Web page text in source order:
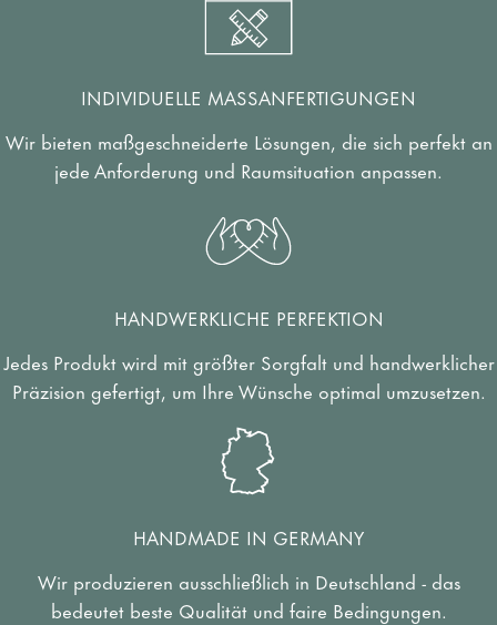
INDIVIDUELLE MASSANFERTIGUNGEN
Wir bieten maßgeschneiderte Lösungen, die sich perfekt an
jede Anforderung und Raumsituation anpassen.
HANDWERKLICHE PERFEKTION
Jedes Produkt wird mit größter Sorgfalt und handwerklicher
Präzision gefertigt, um Ihre Wünsche optimal umzusetzen.
HANDMADE IN GERMANY
Wir produzieren ausschließlich in Deutschland - das
bedeutet beste Qualität und faire Bedingungen.